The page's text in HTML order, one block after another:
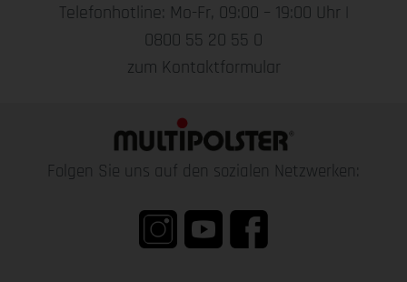
Telefonhotline: Mo-Fr, 09:00 – 19:00 Uhr |
0800 55 20 55 0
zum Kontaktformular
Folgen Sie uns auf den sozialen Netzwerken: